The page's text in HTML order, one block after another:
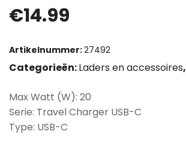
€14.99
Artikelnummer:27492
Categorieën:Laders en accessoires,
Max Watt (W): 20
Serie: Travel Charger USB-C
Type: USB-C